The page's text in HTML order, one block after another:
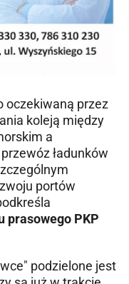
oczekiwaną przez
koleją między
a
ładunków
portów
prasowego PKP
podzielone jest